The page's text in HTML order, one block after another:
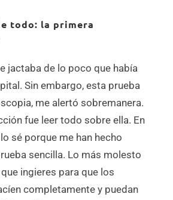
todo: la primera
jactaba de lo poco que había
Sin embargo, esta prueba
me alertó sobremanera.
fue leer todo sobre ella. En
sé porque me han hecho
sencilla. Lo más molesto
ingieres para que los
completamente y puedan